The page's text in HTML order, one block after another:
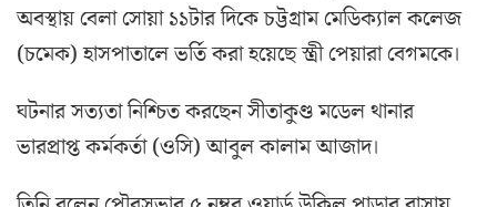
অবস্থায় বেলা সোয়া ১১টার দিকে চট্টগ্রাম মেডিক্যাল কলেজ
(চমেক) হাসপাতালে ভর্তি করা হয়েছে স্ত্রী পেয়ারা বেগমকে।
ঘটনার সত্যতা নিশ্চিত করছেন সীতাকুণ্ড মডেল থানার
ভারপ্রাপ্ত কর্মকর্তা (ওসি) আবুল কালাম আজাদ।